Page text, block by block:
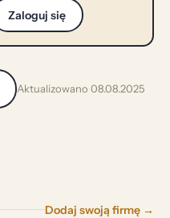
Zaloguj się
Aktualizowano 08.08.2025
Dodaj swoją firmę →